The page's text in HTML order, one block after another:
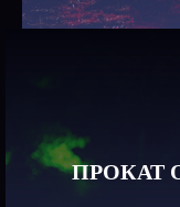
ПРОКАТ